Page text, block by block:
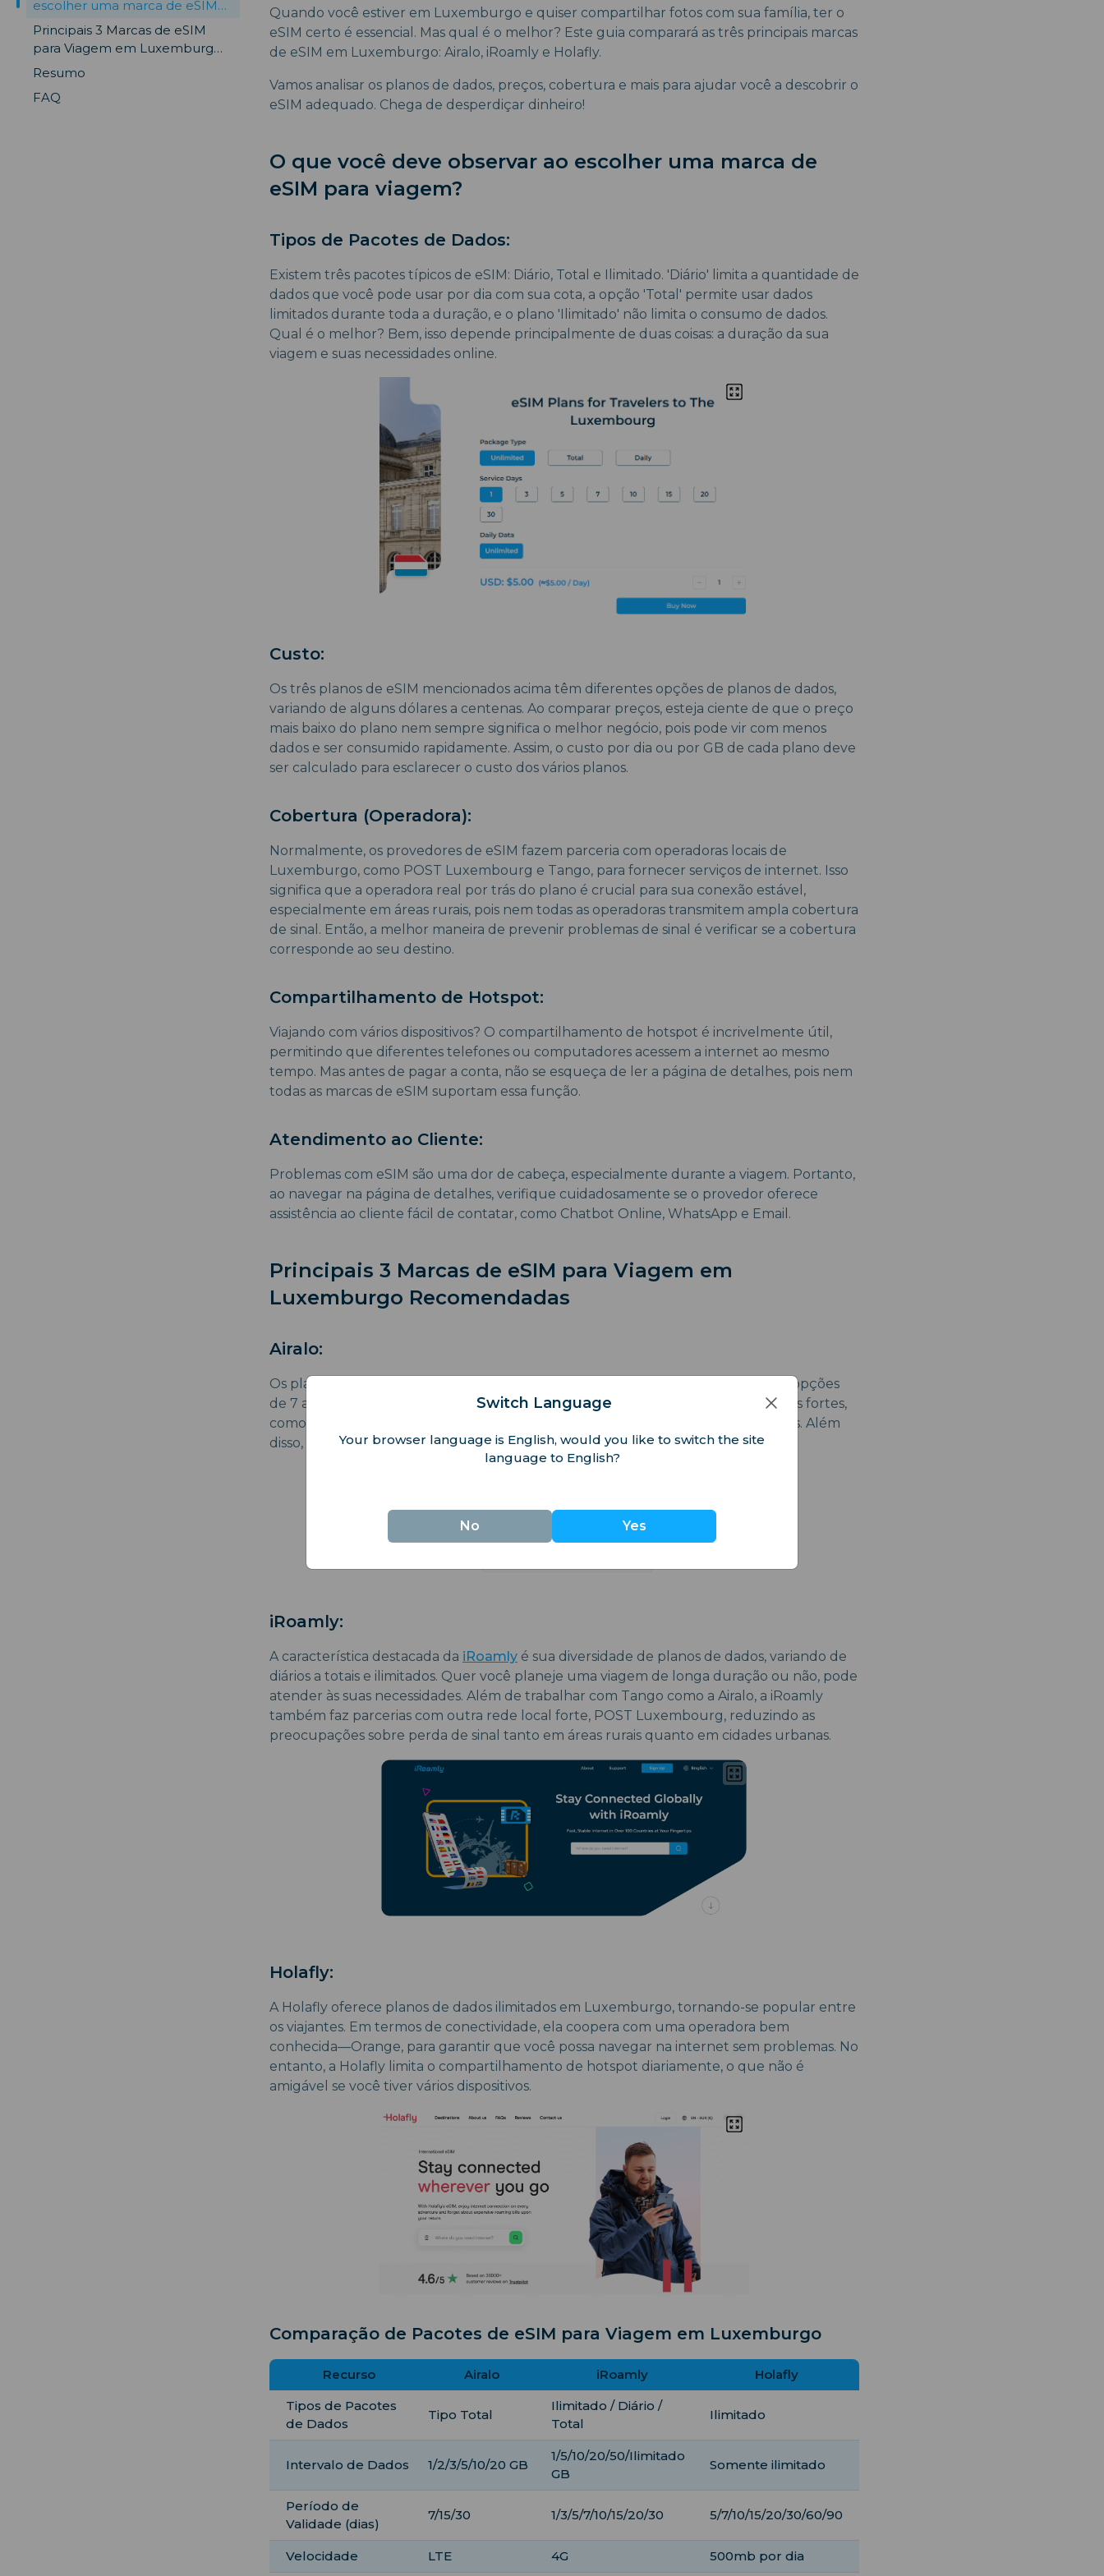
escolher uma marca de eSIM
para viagem?
Principais 3 Marcas de eSIM
para Viagem em Luxemburgo
Recomendadas
Resumo
FAQ
Quando você estiver em Luxemburgo e quiser compartilhar fotos com sua família, ter o
eSIM certo é essencial. Mas qual é o melhor? Este guia comparará as três principais marcas
de eSIM em Luxemburgo: Airalo, iRoamly e Holafly.
Vamos analisar os planos de dados, preços, cobertura e mais para ajudar você a descobrir o
eSIM adequado. Chega de desperdiçar dinheiro!
O que você deve observar ao escolher uma marca de
eSIM para viagem?
Tipos de Pacotes de Dados:
Existem três pacotes típicos de eSIM: Diário, Total e Ilimitado. 'Diário' limita a quantidade de
dados que você pode usar por dia com sua cota, a opção 'Total' permite usar dados
limitados durante toda a duração, e o plano 'Ilimitado' não limita o consumo de dados.
Qual é o melhor? Bem, isso depende principalmente de duas coisas: a duração da sua
viagem e suas necessidades online.
Custo:
Os três planos de eSIM mencionados acima têm diferentes opções de planos de dados,
variando de alguns dólares a centenas. Ao comparar preços, esteja ciente de que o preço
mais baixo do plano nem sempre significa o melhor negócio, pois pode vir com menos
dados e ser consumido rapidamente. Assim, o custo por dia ou por GB de cada plano deve
ser calculado para esclarecer o custo dos vários planos.
Cobertura (Operadora):
Normalmente, os provedores de eSIM fazem parceria com operadoras locais de
Luxemburgo, como POST Luxembourg e Tango, para fornecer serviços de internet. Isso
significa que a operadora real por trás do plano é crucial para sua conexão estável,
especialmente em áreas rurais, pois nem todas as operadoras transmitem ampla cobertura
de sinal. Então, a melhor maneira de prevenir problemas de sinal é verificar se a cobertura
corresponde ao seu destino.
Compartilhamento de Hotspot:
Viajando com vários dispositivos? O compartilhamento de hotspot é incrivelmente útil,
permitindo que diferentes telefones ou computadores acessem a internet ao mesmo
tempo. Mas antes de pagar a conta, não se esqueça de ler a página de detalhes, pois nem
todas as marcas de eSIM suportam essa função.
Atendimento ao Cliente:
Problemas com eSIM são uma dor de cabeça, especialmente durante a viagem. Portanto,
ao navegar na página de detalhes, verifique cuidadosamente se o provedor oferece
assistência ao cliente fácil de contatar, como Chatbot Online, WhatsApp e Email.
Principais 3 Marcas de eSIM para Viagem em
Luxemburgo Recomendadas
Airalo:
Os planos totais são o principal produto da Airalo. Além disso, oferece diferentes opções
de 7 a 30 dias para viajantes em Luxemburgo. Colaborando com operadoras locais fortes,
como Tango e Orange, a Airalo decide fornecer uma rede estável para os clientes. Além
disso, eles usam um chatbot online para solucionar problemas de eSIM.
iRoamly:
A característica destacada da iRoamly é sua diversidade de planos de dados, variando de
diários a totais e ilimitados. Quer você planeje uma viagem de longa duração ou não, pode
atender às suas necessidades. Além de trabalhar com Tango como a Airalo, a iRoamly
também faz parcerias com outra rede local forte, POST Luxembourg, reduzindo as
preocupações sobre perda de sinal tanto em áreas rurais quanto em cidades urbanas.
Holafly:
A Holafly oferece planos de dados ilimitados em Luxemburgo, tornando-se popular entre
os viajantes. Em termos de conectividade, ela coopera com uma operadora bem
conhecida—Orange, para garantir que você possa navegar na internet sem problemas. No
entanto, a Holafly limita o compartilhamento de hotspot diariamente, o que não é
amigável se você tiver vários dispositivos.
Comparação de Pacotes de eSIM para Viagem em Luxemburgo
Recurso Airalo iRoamly
Holafly
Tipos de Pacotes
de Dados
Tipo Total
Ilimitado / Diário /
Total
Ilimitado
Intervalo de Dados 1/2/3/5/10/20 GB
1/5/10/20/50/Ilimitado
GB
Somente ilimitado
Período de
Validade (dias)
7/15/30 1/3/5/7/10/15/20/30 5/7/10/15/20/30/60/90
Velocidade LTE 4G 500mb por dia
Switch Language
Your browser language is English, would you like to switch the site
language to English?
No Yes